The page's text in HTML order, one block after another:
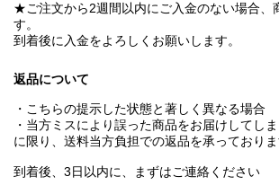
★ご注文から2週間以内にご入金のない場合、
す。
到着後に入金をよろしくお願いします。
返品について
・こちらの提示した状態と著しく異なる場合
・当方ミスにより誤った商品をお届けしてし
に限り、送料当方負担での返品を承っており
到着後、3日以内に、まずはご連絡ください